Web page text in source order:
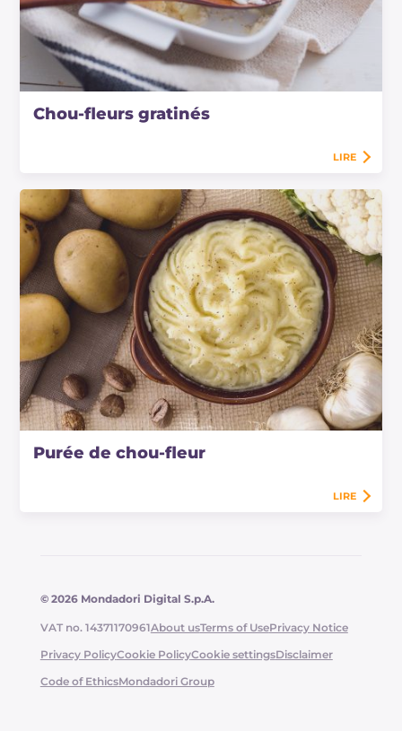
Chou-fleurs gratinés
LIRE
Purée de chou-fleur
LIRE
© 2026 Mondadori Digital S.p.A.
VAT no. 14371170961About usTerms of UsePrivacy Notice
Privacy PolicyCookie PolicyCookie settingsDisclaimer
Code of EthicsMondadori Group